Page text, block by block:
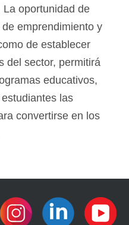
oportunidad de
emprendimiento y
de establecer
del sector, permitirá
educativos,
las
convertirse en los